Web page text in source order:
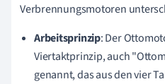
Verbrennungsmotoren
Arbeitsprinzip: Der
Viertaktprinzip, auch
genannt, das aus den vier